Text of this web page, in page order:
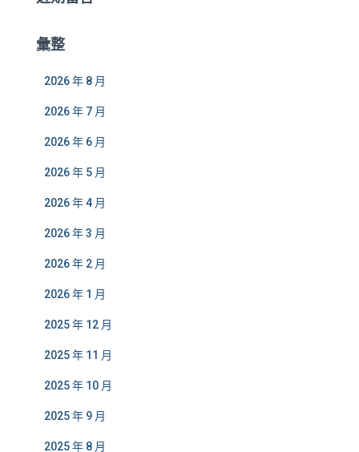
彙整
2026 年 8 月
2026 年 7 月
2026 年 6 月
2026 年 5 月
2026 年 4 月
2026 年 3 月
2026 年 2 月
2026 年 1 月
2025 年 12 月
2025 年 11 月
2025 年 10 月
2025 年 9 月
2025 年 8 月